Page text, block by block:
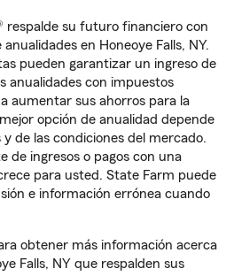
respalde su futuro financiero con
en Honeoye Falls, NY.
pueden garantizar un ingreso de
anualidades con impuestos
aumentar sus ahorros para la
opción de anualidad depende
de las condiciones del mercado.
de ingresos o pagos con una
para usted. State Farm puede
e información errónea cuando
obtener más información acerca
Falls, NY que respalden sus